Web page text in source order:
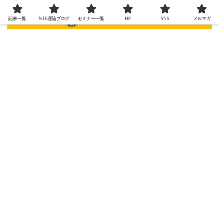
記事一覧 NJE理論ブログ セミナー一覧 HP SNS メルマガ